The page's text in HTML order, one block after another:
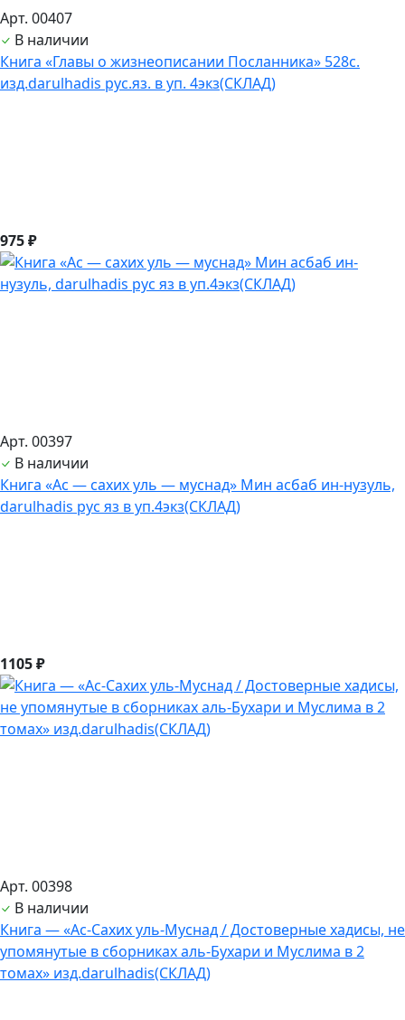
Арт. 00407
В наличии
Книга «Главы о жизнеописании Посланника» 528с.
изд.darulhadis рус.яз. в уп. 4экз(СКЛАД)
975 ₽
Арт. 00397
В наличии
Книга «Ас — сахих уль — муснад» Мин асбаб ин-нузуль,
darulhadis рус яз в уп.4экз(СКЛАД)
1105 ₽
Арт. 00398
В наличии
Книга — «Ас-Сахих уль-Муснад / Достоверные хадисы, не
упомянутые в сборниках аль-Бухари и Муслима в 2
томах» изд.darulhadis(СКЛАД)